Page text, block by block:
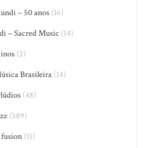
– 50 anos(16)
– Sacred Music (14)
(2)
Brasileira(14)
(48)
(589)
(11)